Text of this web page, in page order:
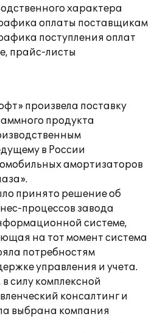
характера
оплаты поставщикам
поступления оплат
прайс-листы
произвела поставку
продукта
в России
амортизаторов
принято решение об
процессов завода
системе,
на тот момент система
потребностям
управления и учета.
силу комплексной
консалтинг и
выбрана компания